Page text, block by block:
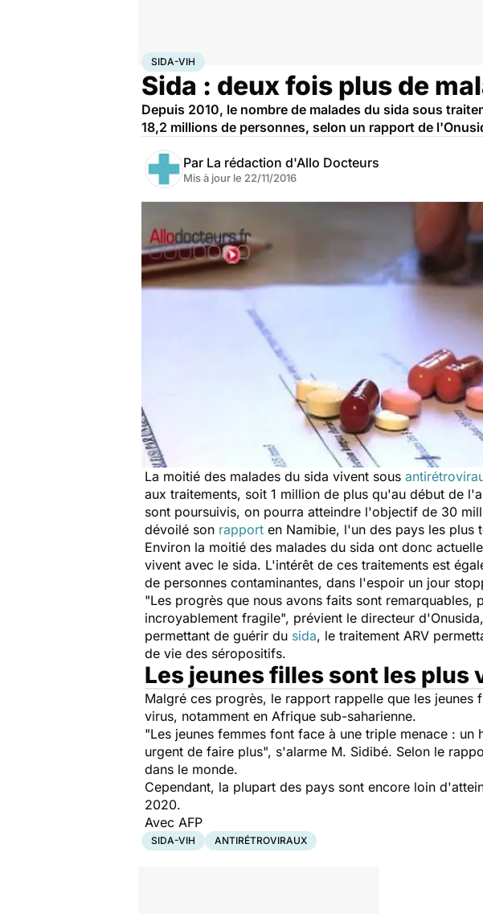
AccueilSanté Maladies
SIDA-VIH
Sida : deux fois plus de
Depuis 2010, le nombre de malades du sida sous
18,2 millions de personnes, selon un rapport de
Par La rédaction d'Allo Docteurs
Mis à jour le 22/11/2016
La moitié des malades du sida vivent sous
aux traitements, soit 1 million de plus qu'au début de
sont poursuivis, on pourra atteindre l'objectif de 30
dévoilé son rapport en Namibie, l'un des pays les plus
Environ la moitié des malades du sida ont donc
vivent avec le sida. L'intérêt de ces traitements est
de personnes contaminantes, dans l'espoir un jour
"Les progrès que nous avons faits sont remarquables,
incroyablement fragile", prévient le directeur
permettant de guérir du sida, le traitement ARV
de vie des séropositifs.
Les jeunes filles sont les plus
Malgré ces progrès, le rapport rappelle que les
virus, notamment en Afrique sub-saharienne.
"Les jeunes femmes font face à une triple menace :
urgent de faire plus", s'alarme M. Sidibé. Selon le
dans le monde.
Cependant, la plupart des pays sont encore loin
2020.
Avec AFP
SIDA-VIH ANTIRÉTROVIRAUX